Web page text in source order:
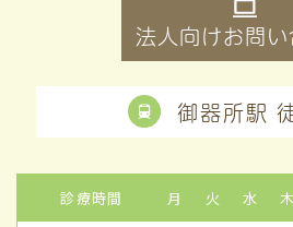
法人向けお問
御器所駅
診療時間 月 火 水 木